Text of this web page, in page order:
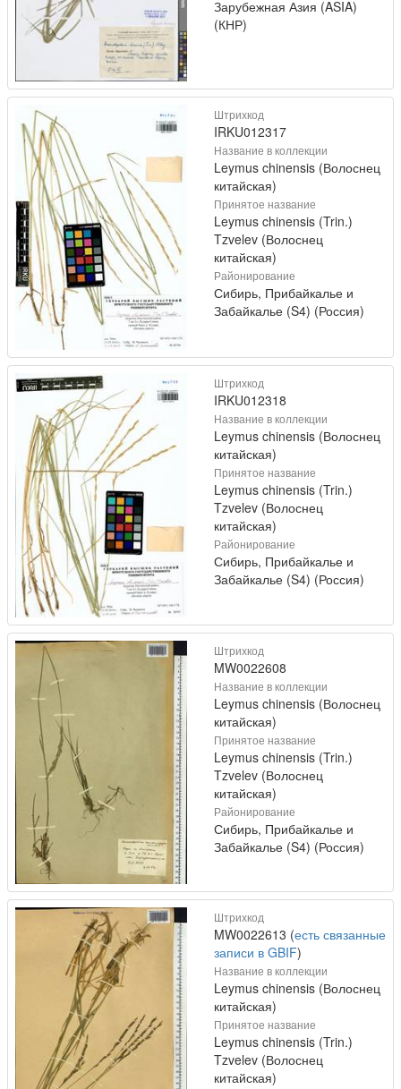
Зарубежная Азия (ASIA)
(КНР)
Штрихкод
IRKU012317
Название в коллекции
Leymus chinensis (Волоснец
китайская)
Принятое название
Leymus chinensis (Trin.)
Tzvelev (Волоснец
китайская)
Районирование
Сибирь, Прибайкалье и
Забайкалье (S4) (Россия)
Штрихкод
IRKU012318
Название в коллекции
Leymus chinensis (Волоснец
китайская)
Принятое название
Leymus chinensis (Trin.)
Tzvelev (Волоснец
китайская)
Районирование
Сибирь, Прибайкалье и
Забайкалье (S4) (Россия)
Штрихкод
MW0022608
Название в коллекции
Leymus chinensis (Волоснец
китайская)
Принятое название
Leymus chinensis (Trin.)
Tzvelev (Волоснец
китайская)
Районирование
Сибирь, Прибайкалье и
Забайкалье (S4) (Россия)
Штрихкод
MW0022613 (есть связанные
записи в GBIF)
Название в коллекции
Leymus chinensis (Волоснец
китайская)
Принятое название
Leymus chinensis (Trin.)
Tzvelev (Волоснец
китайская)